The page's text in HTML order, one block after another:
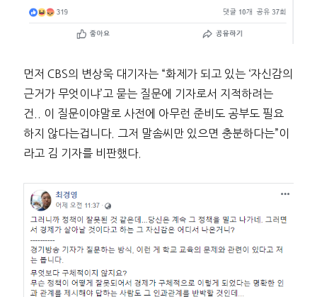
먼저 CBS의 변상욱 대기자는 “화제가 되고 있는 ‘자신감의
근거가 무엇이냐’고 묻는 질문에 기자로서 지적하려는
건.. 이 질문이야말로 사전에 아무런 준비도 공부도 필요
하지 않다는겁니다. 그저 말솜씨만 있으면 충분하다는”이
라고 김 기자를 비판했다.